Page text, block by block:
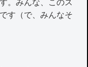
。みんな、このス
す（で、みんなそ